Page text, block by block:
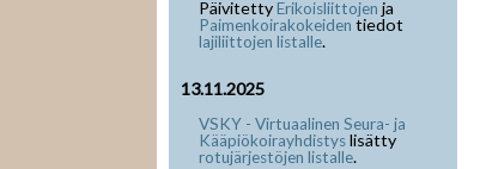
PäivitettyErikoisliittojen ja
Paimenkoirakokeiden tiedot
lajiliittojen listalle.
13.11.2025
VSKY - Virtuaalinen Seura- ja
Kääpiökoirayhdistyslisätty
rotujärjestöjen listalle.